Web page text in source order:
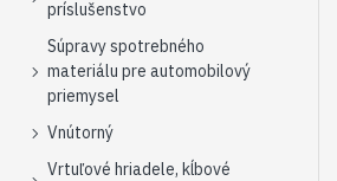
príslušenstvo
Súpravy spotrebného
materiálu pre automobilový
priemysel
Vnútorný
Vrtuľové hriadele, kĺbové